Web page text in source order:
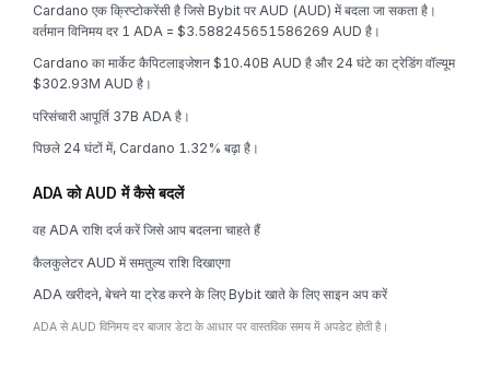
Cardano एक क्रिप्टोकरेंसी है जिसे Bybit पर AUD (AUD) में बदला जा सकता है।
वर्तमान विनिमय दर 1 ADA = $3.588245651586269 AUD है।
Cardano का मार्केट कैपिटलाइजेशन $10.40B AUD है और 24 घंटे का ट्रेडिंग वॉल्यूम
$302.93M AUD है।
परिसंचारी आपूर्ति 37B ADA है।
पिछले 24 घंटों में, Cardano 1.32% बढ़ा है।
ADA को AUD में कैसे बदलें
वह ADA राशि दर्ज करें जिसे आप बदलना चाहते हैं
कैलकुलेटर AUD में समतुल्य राशि दिखाएगा
ADA खरीदने, बेचने या ट्रेड करने के लिए Bybit खाते के लिए साइन अप करें
ADA से AUD विनिमय दर बाजार डेटा के आधार पर वास्तविक समय में अपडेट होती है।